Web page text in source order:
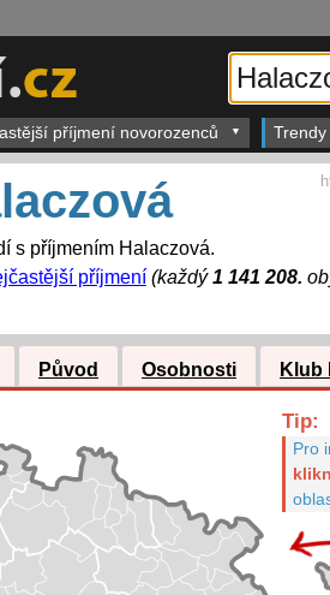
příjmení novorozenců
s příjmením Halaczová.
příjmení (každý1 141 208.
Původ Osobnosti Klub
Tip:
Pro